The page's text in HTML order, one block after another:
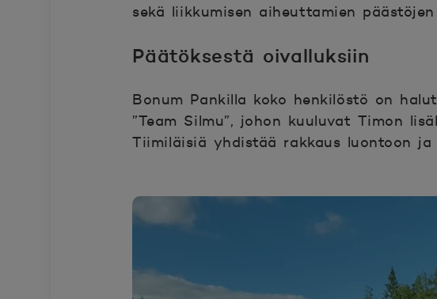
sekä liikkumisen aiheuttamien
Päätöksestä oivalluksiin
Bonum Pankilla koko henkilöstö on
”Team Silmu”, johon kuuluvat Timon
Tiimiläisiä yhdistää rakkaus luontoon